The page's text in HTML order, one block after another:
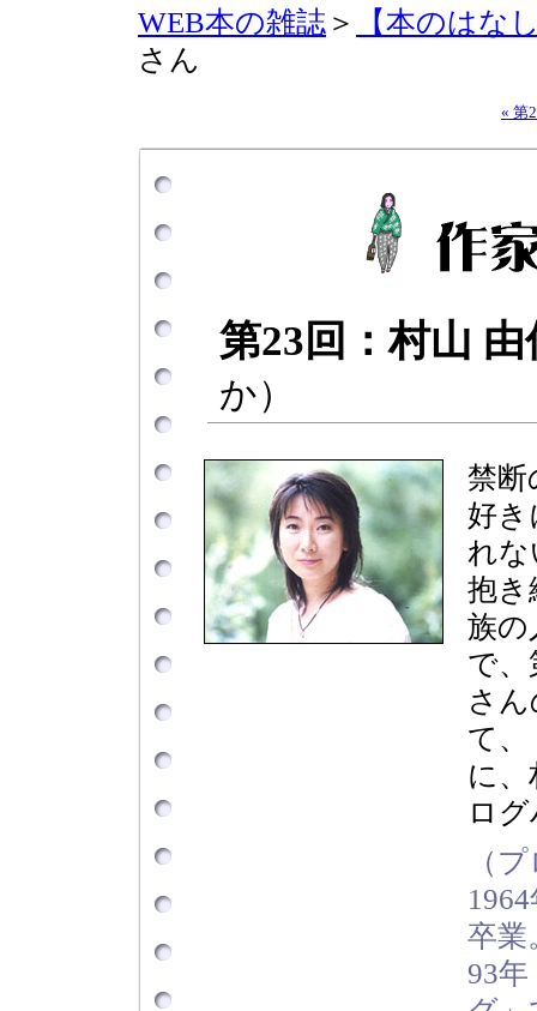
WEB本の雑誌 ＞
【本のはな
さん
« 第
第23回：村山
か）
禁断
好き
れな
抱
族の
で、
さ
て、
に
ロ
（
卒業
93